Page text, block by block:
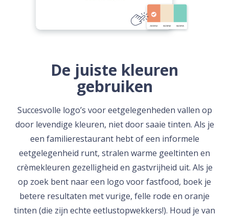
De juiste kleuren
gebruiken
Succesvolle logo’s voor eetgelegenheden vallen op
door levendige kleuren, niet door saaie tinten. Als je
een familierestaurant hebt of een informele
eetgelegenheid runt, stralen warme geeltinten en
crèmekleuren gezelligheid en gastvrijheid uit. Als je
op zoek bent naar een logo voor fastfood, boek je
betere resultaten met vurige, felle rode en oranje
tinten (die zijn echte eetlustopwekkers!). Houd je van